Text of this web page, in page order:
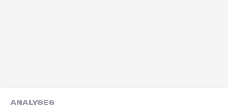
ANALYSES